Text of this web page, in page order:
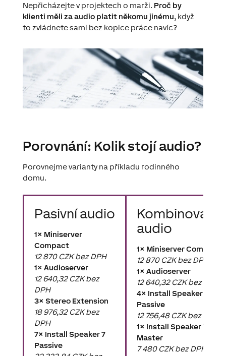
Nepřicházejte v projektech o marži. Proč by
klienti měli za audio platit někomu jinému, když
to zvládnete sami bez kopice práce navíc?
Porovnání: Kolik stojí audio?
Porovnejme varianty na příkladu rodinného
domu.
Pasivní audio
1× Miniserver
Compact
12 870 CZK bez DPH
1× Audioserver
12 640,32 CZK bez
DPH
3× Stereo Extension
18 976,32 CZK bez
DPH
7× Install Speaker 7
Passive
Kombinované
audio
1× Miniserver Compact
12 870 CZK bez DPH
1× Audioserver
12 640,32 CZK bez DPH
4× Install Speaker 7
Passive
12 756,48 CZK bez DPH
1× Install Speaker 7
Master
7 480 CZK bez DPH